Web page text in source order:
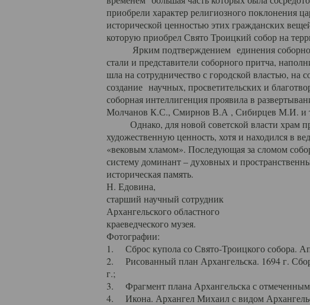
приобрели характер религиозного поклонения
исторической ценностью этих гражданских
которую приобрел Свято Троицкий собор на
Ярким подтверждением единения соборной
стали и представители соборного притча,
шла на сотрудничество с городской властью, на
создание научных, просветительских и
соборная интеллигенция проявила в
Молчанов К.С., Смирнов В.А , Сибирцев М.И. и
Однако, для новой советской власти храм
художественную ценность, хотя и находился в
«вековым хламом». Последующая за сломом
систему доминант – духовных и
историческая память.
Н. Едовина,
старший научный сотрудник
Архангельского областного
краеведческого музея.
Фотографии:
1. Сброс купола со Свято-Троицкого собора.
2. Рисованный план Архангельска. 1694 г.
г.;
3. Фрагмент плана Архангельска с
4. Икона. Архангел Михаил с видом